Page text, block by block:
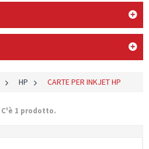
> HP > CARTE PER INKJET HP
C'è 1 prodotto.